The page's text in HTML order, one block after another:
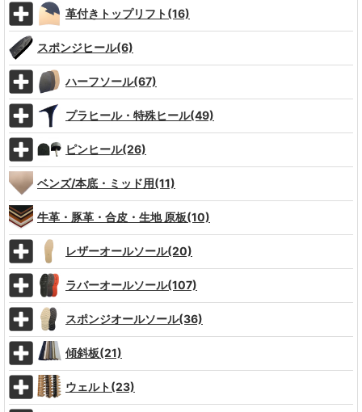
革付きトップリフト(16)
スポンジヒール(6)
ハーフソール(67)
プラヒール・特殊ヒール(49)
ピンヒール(26)
ベンズ/本底・ミッド用(11)
牛革・豚革・合皮・生地 原板(10)
レザーオールソール(20)
ラバーオールソール(107)
スポンジオールソール(36)
傾斜板(21)
ウェルト(23)